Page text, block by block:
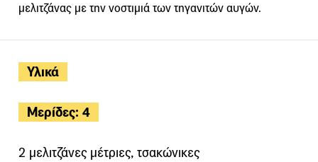
Υλικά
Μερίδες: 4
2 μελιτζάνες μέτριες, τσακώνικες
μελιτζάνας με την νοστιμιά των τηγανιτών αυγών.